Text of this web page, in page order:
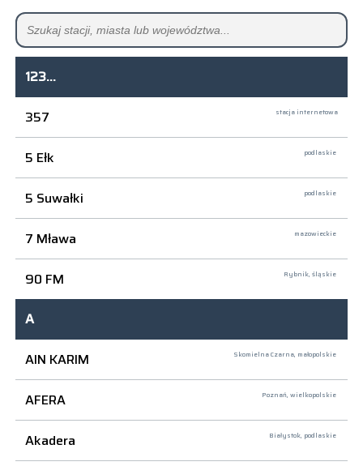
123...
357
stacja internetowa
5 Ełk podlaskie
5 Suwałki podlaskie
7 Mława mazowieckie
90 FM Rybnik, śląskie
A
AIN KARIM
Skomielna Czarna, małopolskie
AFERA Poznań, wielkopolskie
Akadera Białystok, podlaskie